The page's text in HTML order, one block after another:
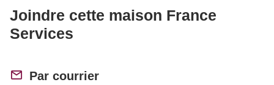
Joindre cette maison France
Services
Par courrier